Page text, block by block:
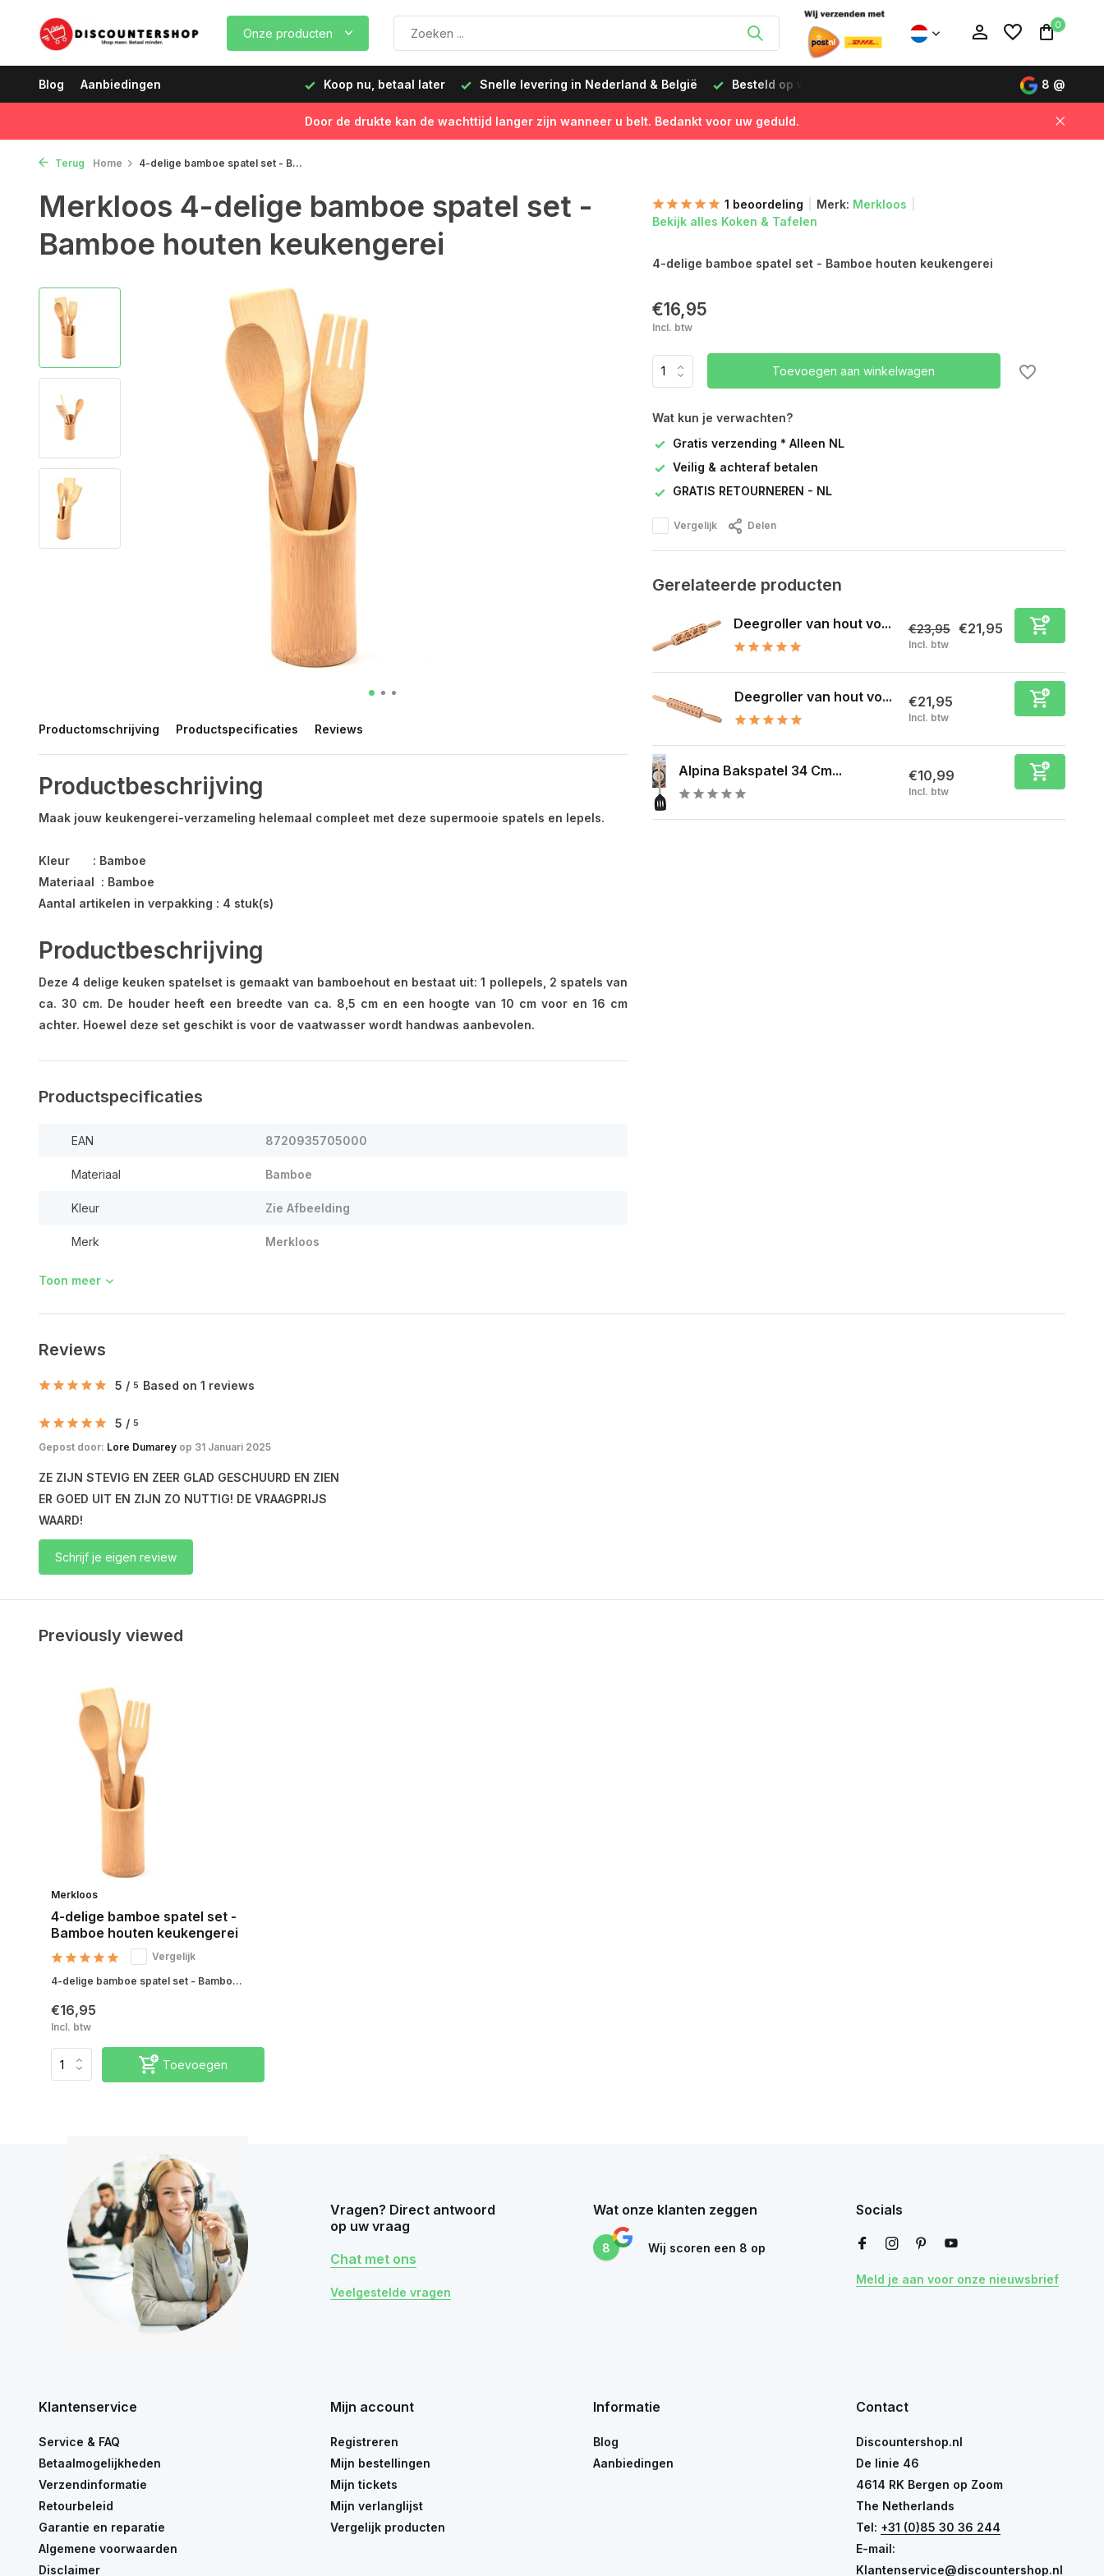
Onze producten
0
Blog Aanbiedingen
vóór 12:00 uur, de volgende dag geleverd! Koop nu, betaal later Snelle levering in Nederland & België Besteld op werkdagen vóór 12:00 uur, de volgende dag
8 @
Door de drukte kan de wachttijd langer zijn wanneer u belt. Bedankt voor uw geduld.
Terug Home 4-delige bamboe spatel set - B...
Merkloos 4-delige bamboe spatel set -
Bamboe houten keukengerei
Productomschrijving Productspecificaties Reviews
Productbeschrijving
Maak jouw keukengerei-verzameling helemaal compleet met deze supermooie spatels en lepels.
Kleur : Bamboe
Materiaal : Bamboe
Aantal artikelen in verpakking : 4 stuk(s)
Productbeschrijving
Deze 4 delige keuken spatelset is gemaakt van bamboehout en bestaat uit: 1 pollepels, 2 spatels van
ca. 30 cm. De houder heeft een breedte van ca. 8,5 cm en een hoogte van 10 cm voor en 16 cm
achter. Hoewel deze set geschikt is voor de vaatwasser wordt handwas aanbevolen.
Productspecificaties
EAN 8720935705000
Materiaal Bamboe
Kleur Zie Afbeelding
Merk Merkloos
Toon meer
1 beoordeling Merk: Merkloos
Bekijk alles Koken & Tafelen
4-delige bamboe spatel set - Bamboe houten keukengerei
€16,95
Incl. btw
Toevoegen aan winkelwagen
Wat kun je verwachten?
Gratis verzending * Alleen NL
Veilig & achteraf betalen
GRATIS RETOURNEREN - NL
Vergelijk Delen
Gerelateerde producten
Deegroller van hout vo... €23,95 €21,95
Incl. btw
Deegroller van hout vo... €21,95
Incl. btw
Alpina Bakspatel 34 Cm... €10,99
Incl. btw
Reviews
5 / 5 Based on 1 reviews
5 / 5
Gepost door: Lore Dumarey op 31 Januari 2025
ZE ZIJN STEVIG EN ZEER GLAD GESCHUURD EN ZIEN
ER GOED UIT EN ZIJN ZO NUTTIG! DE VRAAGPRIJS
WAARD!
Schrijf je eigen review
Previously viewed
Merkloos
4-delige bamboe spatel set -
Bamboe houten keukengerei
Vergelijk
4-delige bamboe spatel set - Bambo...
€16,95
Incl. btw
Toevoegen
Vragen? Direct antwoord
op uw vraag
Chat met ons
Veelgestelde vragen
Wat onze klanten zeggen
8 Wij scoren een 8 op
Socials
Meld je aan voor onze nieuwsbrief
Klantenservice
Service & FAQ
Betaalmogelijkheden
Verzendinformatie
Retourbeleid
Garantie en reparatie
Algemene voorwaarden
Disclaimer
Mijn account
Registreren
Mijn bestellingen
Mijn tickets
Mijn verlanglijst
Vergelijk producten
Informatie
Blog
Aanbiedingen
Contact
Discountershop.nl
De linie 46
4614 RK Bergen op Zoom
The Netherlands
Tel: +31 (0)85 30 36 244
E-mail:
Klantenservice@discountershop.nl